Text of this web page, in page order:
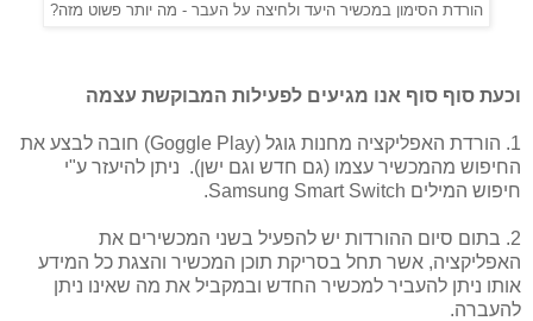
הורדת הסימון במכשיר היעד ולחיצה על העבר - מה יותר פשוט מזה?
וכעת סוף סוף אנו מגיעים לפעילות המבוקשת עצמה
1. הורדת האפליקציה מחנות גוגל (Goggle Play) חובה לבצע את
החיפוש מהמכשיר עצמו (גם חדש וגם ישן). ניתן להיעזר ע"י
חיפוש המילים Samsung Smart Switch.
2. בתום סיום ההורדות יש להפעיל בשני המכשירים את
האפליקציה, אשר תחל בסריקת תוכן המכשיר והצגת כל המידע
אותו ניתן להעביר למכשיר החדש ובמקביל את מה שאינו ניתן
להעברה.